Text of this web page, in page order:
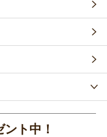
ト中！